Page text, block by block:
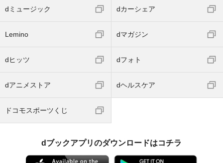
dミュージック dカーシェア
Lemino dマガジン
dヒッツ dフォト
dアニメストア dヘルスケア
ドコモスポーツくじ
dブックアプリのダウンロードはコチラ